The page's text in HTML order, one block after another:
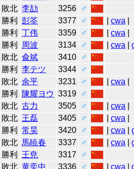
敗北 李劼 3256
♂
勝利 彭筌 3377 ♂ |cwa
勝利 丁伟 3359 ♂ |cwa
勝利 周波 3134 ♂ |cwa |
敗北 兪斌 3410
♂
勝利 李テツ 3344
♂
敗北 余平 3231 ♂ |cwa
勝利 陳耀ヨウ 3319
♂
敗北 古力 3505 ♂ |cwa
敗北 王磊 3405 ♂ |cwa
勝利 常昊 3420 ♂ |cwa |
敗北 馬暁春 3337 ♂ |cwa |
勝利 王尭 3317
♂
敗北 黄奕中 3336 ♂ |cwa |